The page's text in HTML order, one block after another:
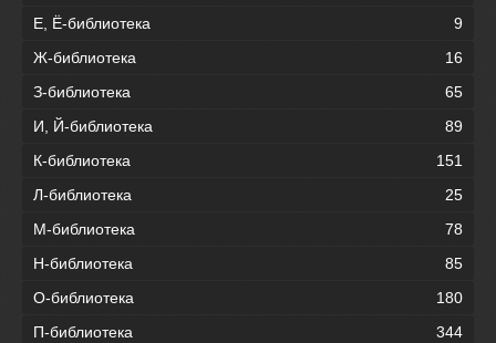
Е, Ё-библиотека
9
Ж-библиотека
16
З-библиотека
65
И, Й-библиотека
89
К-библиотека
151
Л-библиотека
25
М-библиотека
78
Н-библиотека
85
О-библиотека
180
П-библиотека
344